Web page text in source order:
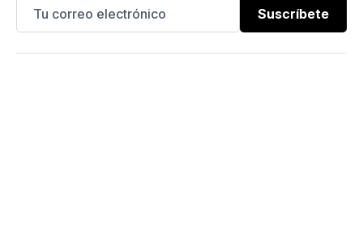
Suscríbete